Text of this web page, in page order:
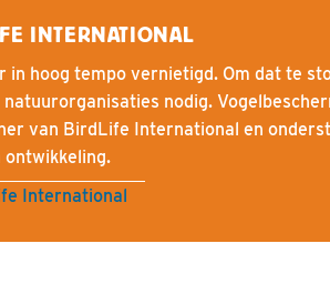
INTERNATIONAL
in hoog tempo vernietigd. Om dat te
nodig.
van BirdLife International en
International